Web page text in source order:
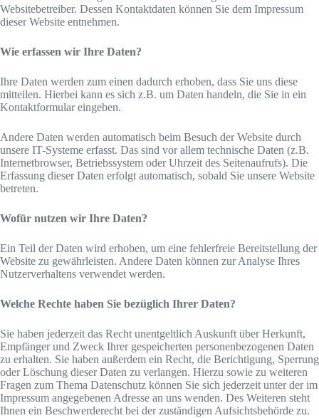
Websitebetreiber. Dessen Kontaktdaten können Sie dem Impressum
dieser Website entnehmen.
Wie erfassen wir Ihre Daten?
Ihre Daten werden zum einen dadurch erhoben, dass Sie uns diese
mitteilen. Hierbei kann es sich z.B. um Daten handeln, die Sie in ein
Kontaktformular eingeben.
Andere Daten werden automatisch beim Besuch der Website durch
unsere IT-Systeme erfasst. Das sind vor allem technische Daten (z.B.
Internetbrowser, Betriebssystem oder Uhrzeit des Seitenaufrufs). Die
Erfassung dieser Daten erfolgt automatisch, sobald Sie unsere Website
betreten.
Wofür nutzen wir Ihre Daten?
Ein Teil der Daten wird erhoben, um eine fehlerfreie Bereitstellung der
Website zu gewährleisten. Andere Daten können zur Analyse Ihres
Nutzerverhaltens verwendet werden.
Welche Rechte haben Sie bezüglich Ihrer Daten?
Sie haben jederzeit das Recht unentgeltlich Auskunft über Herkunft,
Empfänger und Zweck Ihrer gespeicherten personenbezogenen Daten
zu erhalten. Sie haben außerdem ein Recht, die Berichtigung, Sperrung
oder Löschung dieser Daten zu verlangen. Hierzu sowie zu weiteren
Fragen zum Thema Datenschutz können Sie sich jederzeit unter der im
Impressum angegebenen Adresse an uns wenden. Des Weiteren steht
Ihnen ein Beschwerderecht bei der zuständigen Aufsichtsbehörde zu.